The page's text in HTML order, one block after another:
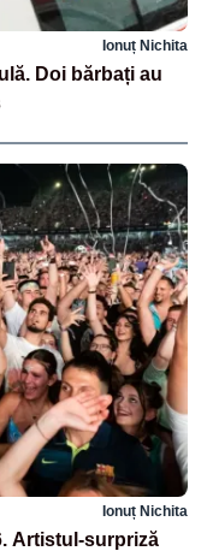
Ionuț Nichita
Doi bărbați au
Ionuț Nichita
Artistul-surpriză